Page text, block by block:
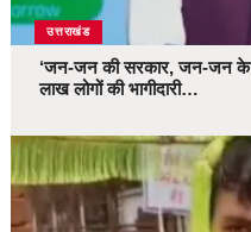
उत्तराखंड
‘जन-जन की सरकार, जन-जन के
लाख लोगों की भागीदारी…